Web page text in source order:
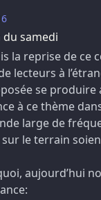
samedi
la reprise de ce
lecteurs à
se
à ce thème
large de
le terrain
aujourd’hui